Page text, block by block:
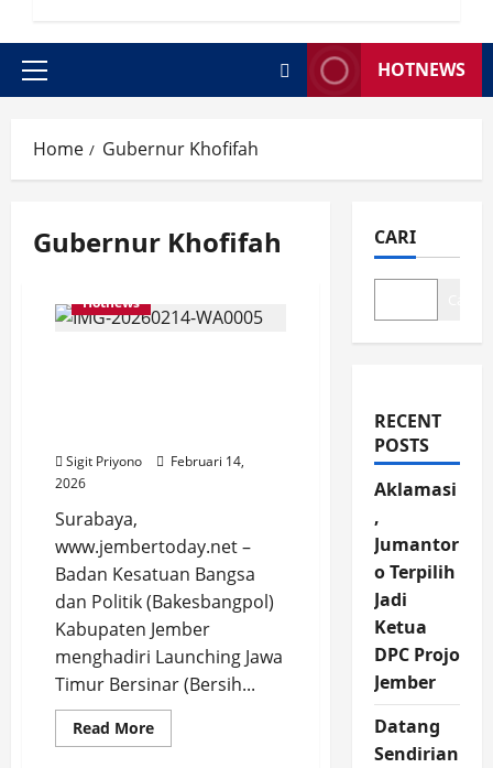
Primary
HOTNEWS
Home Gubernur Khofifah
Gubernur Khofifah
Hotnews
Sigit Priyono
Februari 14,
2026
Surabaya,
www.jembertoday.net –
Badan Kesatuan Bangsa
dan Politik (Bakesbangpol)
Kabupaten Jember
menghadiri Launching Jawa
Timur Bersinar (Bersih...
Read MoreRead
more
CARI
RECENT
POSTS
Aklamasi
,
Jumantor
o Terpilih
Jadi
Ketua
DPC Projo
Jember
Datang
Sendirian